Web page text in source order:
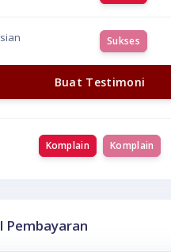
Sukses
Buat Testimoni
Komplain Komplain